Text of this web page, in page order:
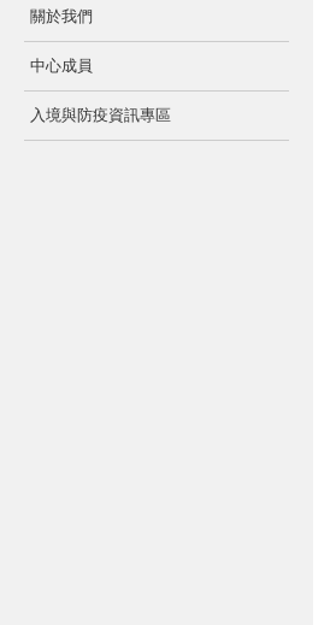
關於我們
中心成員
入境與防疫資訊專區